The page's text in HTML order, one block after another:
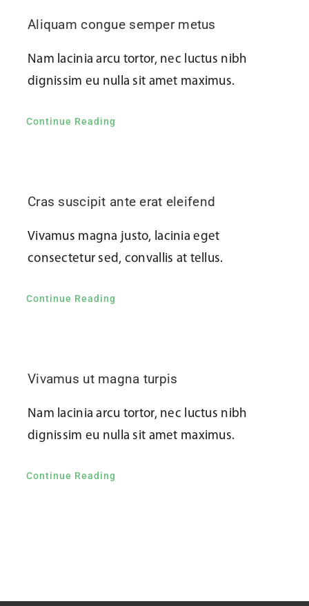
Aliquam congue semper metus
Nam lacinia arcu tortor, nec luctus nibh
dignissim eu nulla sit amet maximus.
Continue Reading
Cras suscipit ante erat eleifend
Vivamus magna justo, lacinia eget
consectetur sed, convallis at tellus.
Continue Reading
Vivamus ut magna turpis
Nam lacinia arcu tortor, nec luctus nibh
dignissim eu nulla sit amet maximus.
Continue Reading